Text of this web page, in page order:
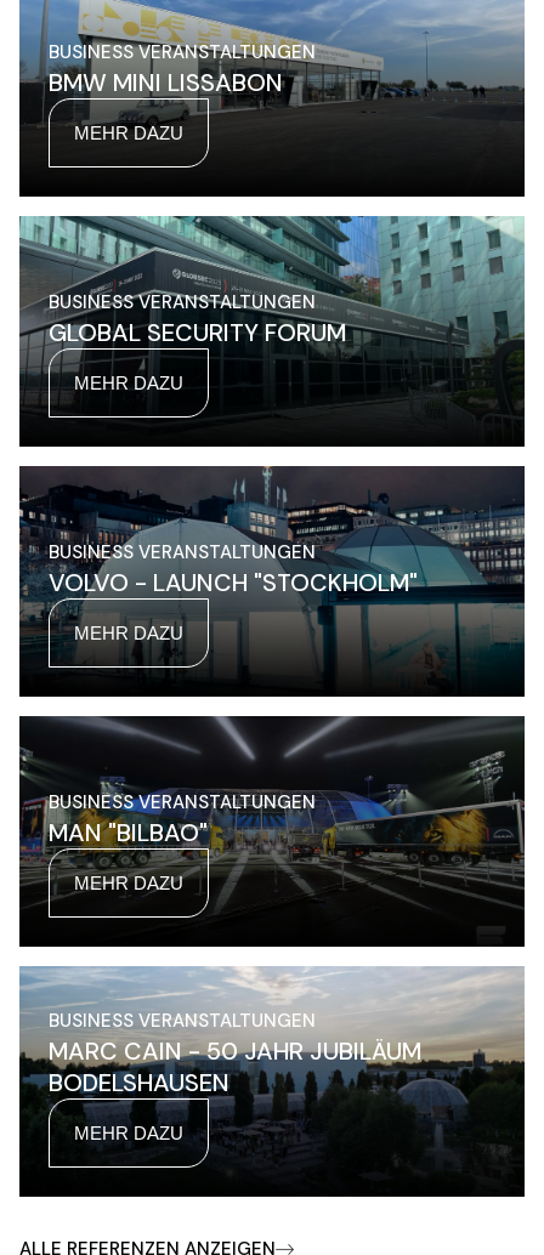
BUSINESS VERANSTALTUNGEN
BMW MINI LISSABON
MEHR DAZU
BUSINESS VERANSTALTUNGEN
GLOBAL SECURITY FORUM
MEHR DAZU
BUSINESS VERANSTALTUNGEN
VOLVO - LAUNCH "STOCKHOLM"
MEHR DAZU
BUSINESS VERANSTALTUNGEN
MAN "BILBAO"
MEHR DAZU
BUSINESS VERANSTALTUNGEN
MARC CAIN - 50 JAHR JUBILÄUM
BODELSHAUSEN
MEHR DAZU
ALLE REFERENZEN ANZEIGEN